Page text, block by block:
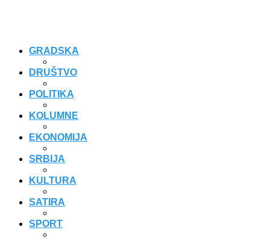
GRADSKA
DRUŠTVO
POLITIKA
KOLUMNE
EKONOMIJA
SRBIJA
KULTURA
SATIRA
SPORT